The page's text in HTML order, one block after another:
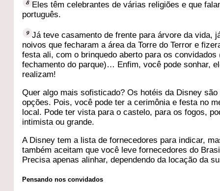
Eles têm celebrantes de várias religiões e que
português.
Já teve casamento de frente para árvore da vida,
noivos que fecharam a área da Torre do Terror e
festa ali, com o brinquedo aberto para os convidados
fechamento do parque)… Enfim, você pode sonhar,
realizam!
Quer algo mais sofisticado? Os hotéis da Disney são
opções. Pois, você pode ter a cerimônia e festa no
local. Pode ter vista para o castelo, para os fogos,
intimista ou grande.
A Disney tem a lista de fornecedores para indicar,
também aceitam que você leve fornecedores do
Precisa apenas alinhar, dependendo da locação da
Pensando nos convidados